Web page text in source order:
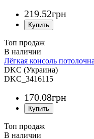
219.52грн
Топ продаж
Лёгкая консоль
DKC (Украина)
DKC_3416115
170.08грн
Топ продаж